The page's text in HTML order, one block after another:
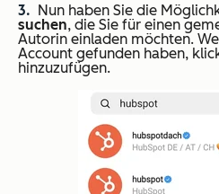
Nun haben Sie die
suchen, die Sie für einen
Autorin einladen möchten.
Account gefunden haben,
hinzuzufügen.